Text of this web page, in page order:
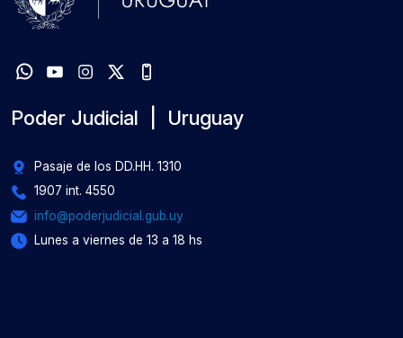
Poder Judicial | Uruguay
Pasaje de los DD.HH. 1310
1907 int. 4550
info@poderjudicial.gub.uy
Lunes a viernes de 13 a 18 hs